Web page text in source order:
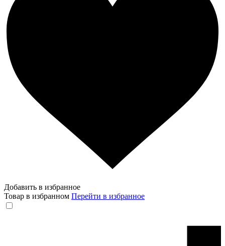
Добавить в избранное
Товар в избранном Перейти в избранное